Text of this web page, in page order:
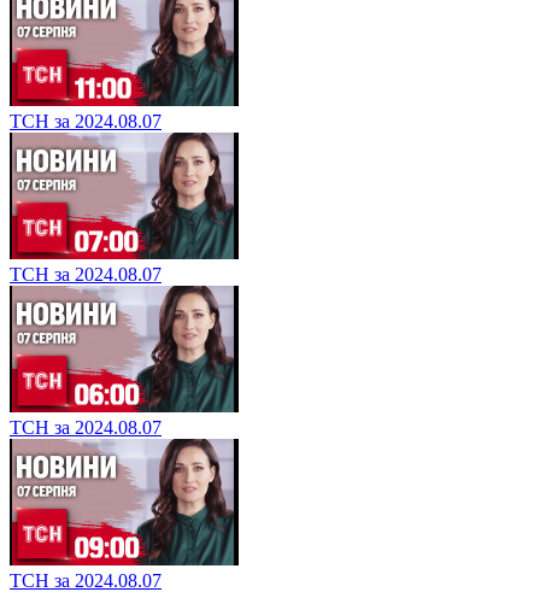
ТСН за 2024.08.07
ТСН за 2024.08.07
ТСН за 2024.08.07
ТСН за 2024.08.07